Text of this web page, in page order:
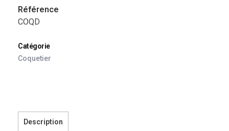
Référence
COQD
Catégorie
Coquetier
Description